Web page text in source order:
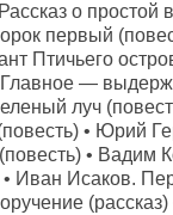
о простой
первый
Птичьего
—
луч
• Юрий
• Вадим
Иван Исаков.
(рассказ)